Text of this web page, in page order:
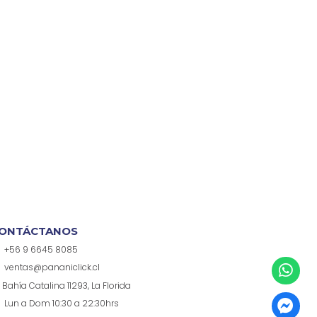
+56 9 6645 8085
ventas@pananiclick.cl
Bahía Catalina 11293, La Florida
Lun a Dom 10:30 a 22:30hrs